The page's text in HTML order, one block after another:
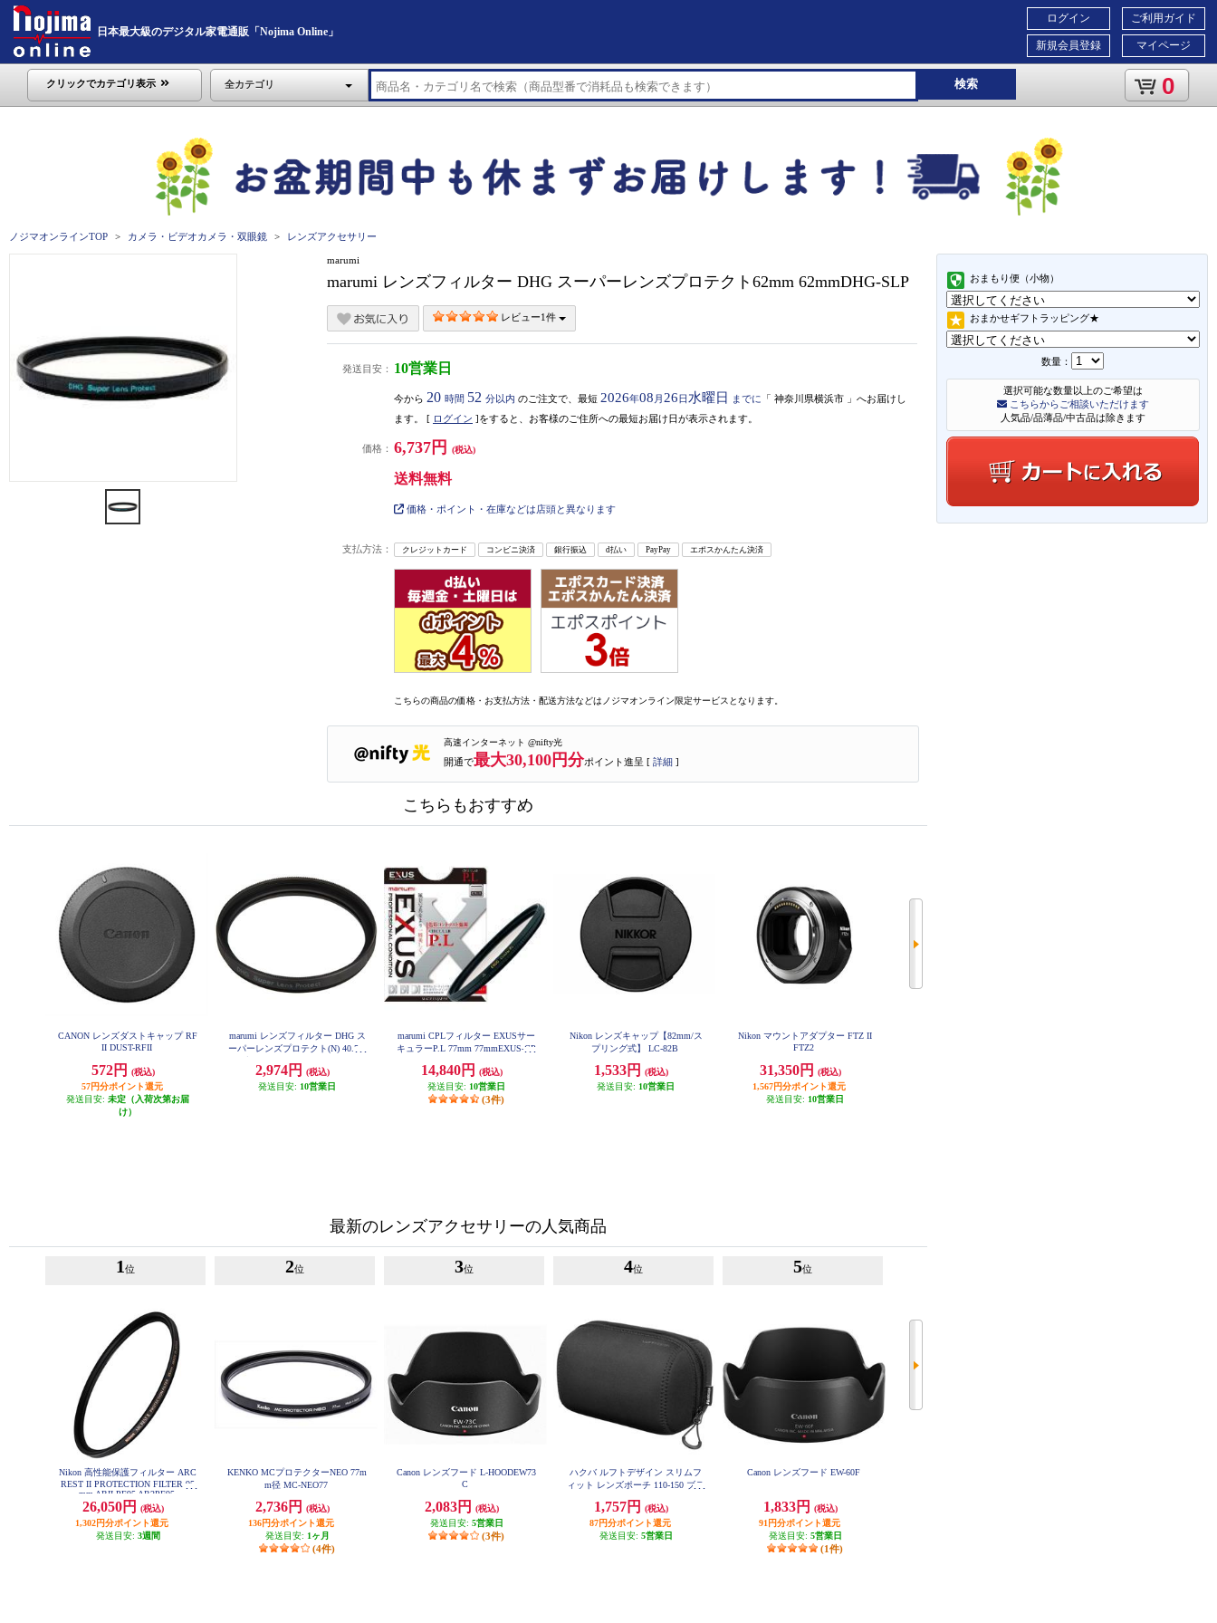
日本最大級のデジタル家電通販「Nojima Online」
ご利用ガイド
マイページ
ログイン
新規会員登録
クリックでカテゴリ表示 全カテゴリ 検索 0
ノジマオンラインTOP カメラ・ビデオカメラ・双眼鏡 レンズアクセサリー
おまもり便（小物）
おまかせギフトラッピング★
数量：
選択可能な数量以上のご希望は
こちらからご相談いただけます
人気品/品薄品/中古品は除きます
marumi
marumi レンズフィルター DHG スーパーレンズプロテクト62mm 62mmDHG-SLP
レビュー1件
発送目安： 10営業日
今から 20 時間 52 分以内 のご注文で、最短 2026年08 月 26日 水曜日 までに 「 神奈川県横浜市 」 へお届けし
ます。 [ ログイン ]をすると、お客様のご住所への最短お届け日が表示されます。
価格： 6,737円 (税込)
送料無料
価格・ポイント・在庫などは店頭と異なります
支払方法： クレジットカード コンビニ決済 銀行振込 d払い PayPay エポスかんたん決済
こちらの商品の価格・お支払方法・配送方法などはノジマオンライン限定サービスとなります。
高速インターネット @nifty光
開通で最大30,100円分ポイント進呈 [ 詳細 ]
こちらもおすすめ
CANON レンズダストキャップ RF
II DUST-RFII
572円
(税込)
57円分ポイント還元
発送目安: 未定（入荷次第お届
け）
marumi レンズフィルター DHG ス
ーパーレンズプロテクト(N) 40.5m
2,974円
(税込)
発送目安: 10営業日
marumi CPLフィルター EXUSサー
キュラーP.L 77mm 77mmEXUS-CP
14,840円
(税込)
発送目安: 10営業日
(3件)
Nikon レンズキャップ【82mm/ス
プリング式】 LC-82B
1,533円
(税込)
発送目安: 10営業日
Nikon マウントアダプター FTZ II
FTZ2
31,350円
(税込)
1,567円分ポイント還元
発送目安: 10営業日
最新のレンズアクセサリーの人気商品
1 位
Nikon 高性能保護フィルター ARC
REST II PROTECTION FILTER 95
mm ARII-PF95 AR2PF95
26,050円
(税込)
1,302円分ポイント還元
発送目安: 3週間
2位
KENKO MCプロテクターNEO 77m
m径 MC-NEO77
2,736円
(税込)
136円分ポイント還元
発送目安: 1ヶ月
(4件)
3位
Canon レンズフード L-HOODEW73
C
2,083円
(税込)
発送目安: 5営業日
(3件)
4位
ハクバ ルフトデザイン スリムフ
ィット レンズポーチ 110-150 ブラ
1,757円
(税込)
87円分ポイント還元
発送目安: 5営業日
5位
Canon レンズフード EW-60F
1,833円
(税込)
91円分ポイント還元
発送目安: 5営業日
(1件)